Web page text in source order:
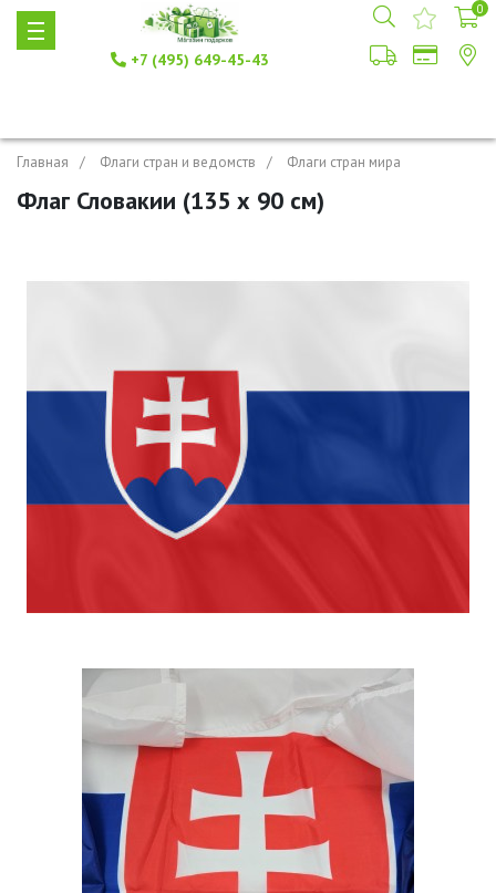
+7 (495) 649-45-43
0
Главная Флаги стран и ведомств Флаги стран мира
Флаг Словакии (135 х 90 см)